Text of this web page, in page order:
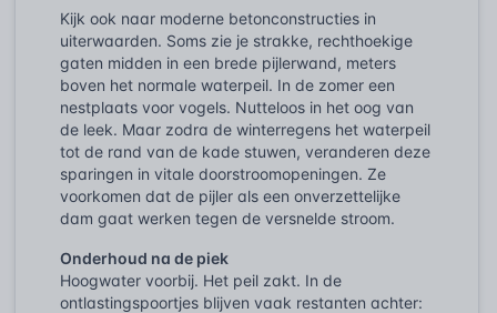
Kijk ook naar moderne betonconstructies in
uiterwaarden. Soms zie je strakke, rechthoekige
gaten midden in een brede pijlerwand, meters
boven het normale waterpeil. In de zomer een
nestplaats voor vogels. Nutteloos in het oog van
de leek. Maar zodra de winterregens het waterpeil
tot de rand van de kade stuwen, veranderen deze
sparingen in vitale doorstroomopeningen. Ze
voorkomen dat de pijler als een onverzettelijke
dam gaat werken tegen de versnelde stroom.
Onderhoud na de piek
Hoogwater voorbij. Het peil zakt. In de
ontlastingspoortjes blijven vaak restanten achter: